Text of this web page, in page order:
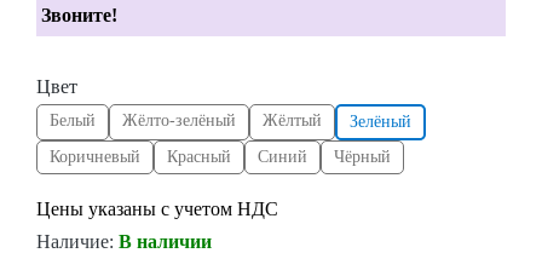
Звоните!
Цвет
Белый Жёлто-зелёный Жёлтый
Зелёный
Коричневый
Красный Синий Чёрный
Цены указаны с учетом НДС
Наличие: В наличии